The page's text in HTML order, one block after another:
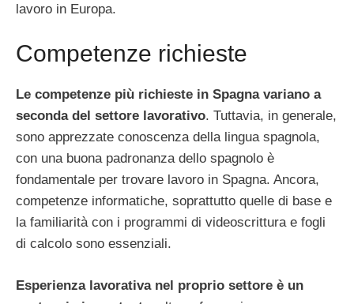
lavoro in Europa.
Competenze richieste
Le competenze più richieste in Spagna variano a
seconda del settore lavorativo. Tuttavia, in generale,
sono apprezzate conoscenza della lingua spagnola,
con una buona padronanza dello spagnolo è
fondamentale per trovare lavoro in Spagna. Ancora,
competenze informatiche, soprattutto quelle di base e
la familiarità con i programmi di videoscrittura e fogli
di calcolo sono essenziali.
Esperienza lavorativa nel proprio settore è un